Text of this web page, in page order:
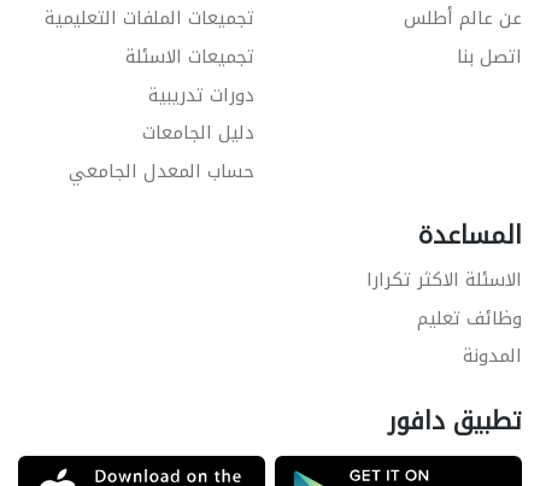
عن عالم أطلس
اتصل بنا
تجميعات الملفات التعليمية
تجميعات الاسئلة
دورات تدريبية
دليل الجامعات
حساب المعدل الجامعي
المساعدة
الاسئلة الاكثر تكرارا
وظائف تعليم
المدونة
تطبيق دافور